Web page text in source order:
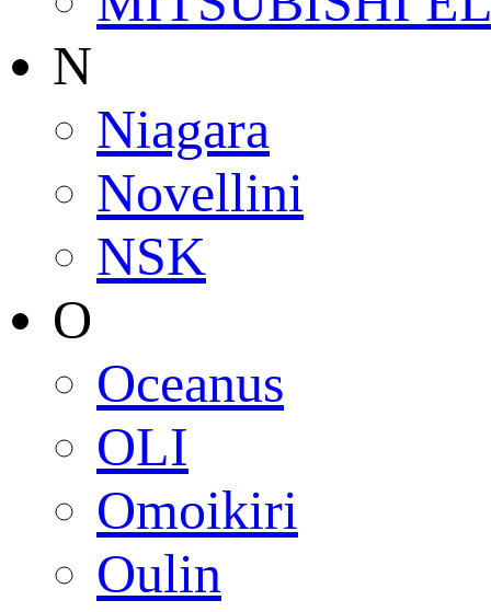
N
Niagara
Novellini
NSK
O
Oceanus
OLI
Omoikiri
Oulin